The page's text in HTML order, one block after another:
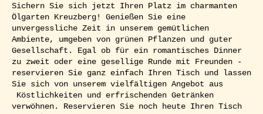
Sichern Sie sich jetzt Ihren Platz im charmanten
Ölgarten Kreuzberg! Genießen Sie eine
unvergessliche Zeit in unserem gemütlichen
Ambiente, umgeben von grünen Pflanzen und guter
Gesellschaft. Egal ob für ein romantisches Dinner
zu zweit oder eine gesellige Runde mit Freunden -
reservieren Sie ganz einfach Ihren Tisch und lassen
Sie sich von unserem vielfältigen Angebot aus
Köstlichkeiten und erfrischenden Getränken
verwöhnen. Reservieren Sie noch heute Ihren Tisch